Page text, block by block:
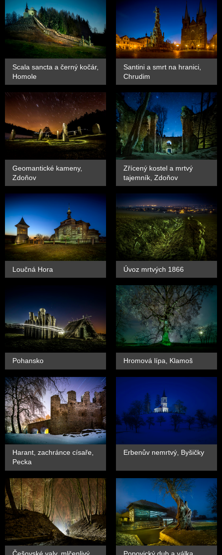
Scala sancta a černý kočár,
Homole
Santini a smrt na hranici,
Chrudim
Geomantické kameny,
Zdoňov
Zřícený kostel a mrtvý
tajemník, Zdoňov
Loučná Hora Úvoz mrtvých 1866
Pohansko Hromová lípa, Klamoš
Harant, zachránce císaře,
Pecka
Erbenův nemrtvý, Byšičky